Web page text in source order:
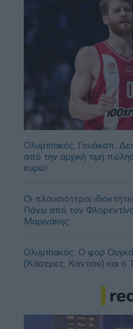
Ολυμπιακός, Γουόκαπ:
από την αρχική τιμή
ευρώ!
Οι πλουσιότεροι
Πάνω από τον
Μαρινάκης
Ολυμπιακός: Ο φορ
(Κάσερες, Καντιού) και ο